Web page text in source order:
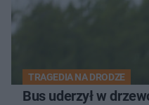
TRAGEDIA NA DRODZE
Bus uderzył w